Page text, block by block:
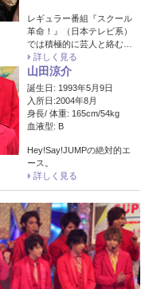
レギュラー番組『スクール
革命！』（日本テレビ系）
では積極的に芸人と絡む…
詳しく見る
山田涼介
誕生日: 1993年5月9日
入所日:2004年8月
身長/ 体重: 165cm/54kg
血液型: B
Hey!Say!JUMPの絶対的エ
ース。
詳しく見る